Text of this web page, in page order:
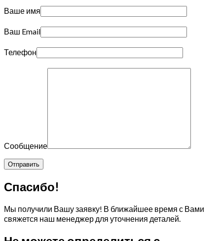
Ваше имя
Ваш Email
Телефон
Сообщение
Спасибо!
Мы получили Вашу заявку! В ближайшее время с Вами
свяжется наш менеджер для уточнения деталей.